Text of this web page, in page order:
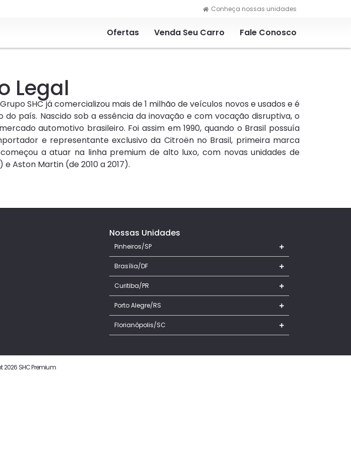
Conheça nossas unidades
Ofertas Venda Seu Carro Fale Conosco
Legal
SHC já comercializou mais de 1 milhão de veículos novos e usados e é
país. Nascido sob a essência da inovação e com vocação disruptiva, o
automotivo brasileiro. Foi assim em 1990, quando o Brasil possuía
e representante exclusivo da Citroën no Brasil, primeira marca
a atuar na linha premium de alto luxo, com novas unidades de
Aston Martin (de 2010 a 2017).
Nossas Unidades
Pinheiros/SP
Brasília/DF
Curitiba/PR
Porto Alegre/RS
Florianópolis/SC
2026 SHC Premium